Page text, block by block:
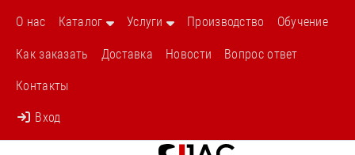
О нас Каталог Услуги Производство Обучение
Как заказать Доставка Новости Вопрос ответ
Контакты
Вход